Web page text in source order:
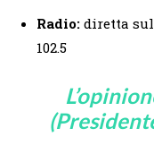
Radio: diretta
102.5